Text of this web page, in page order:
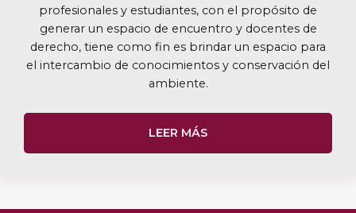
profesionales y estudiantes, con el propósito de
generar un espacio de encuentro y docentes de
derecho, tiene como fin es brindar un espacio para
el intercambio de conocimientos y conservación del
ambiente.
LEER MÁS